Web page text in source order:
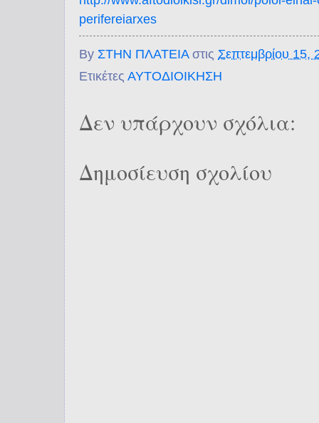
perifereiarxes
By ΣΤΗΝ ΠΛΑΤΕΙΑ στις Σεπτεμβρίου 15,
Ετικέτες ΑΥΤΟΔΙΟΙΚΗΣΗ
Δεν υπάρχουν σχόλια:
Δημοσίευση σχολίου